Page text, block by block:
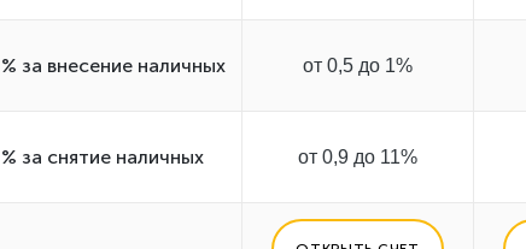
% за внесение наличных от 0,5 до 1%
% за снятие наличных от 0,9 до 11%